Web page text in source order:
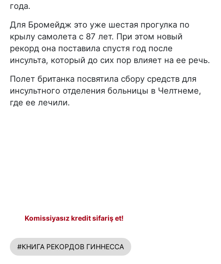
года.
Для Бромейдж это уже шестая прогулка по
крылу самолета с 87 лет. При этом новый
рекорд она поставила спустя год после
инсульта, который до сих пор влияет на ее речь.
Полет британка посвятила сбору средств для
инсультного отделения больницы в Челтнеме,
где ее лечили.
Komissiyasız kredit sifariş et!
#КНИГА РЕКОРДОВ ГИННЕССА